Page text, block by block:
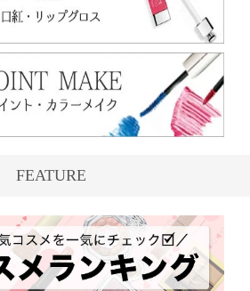
FEATURE